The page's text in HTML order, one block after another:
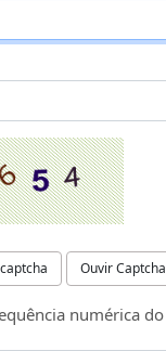
Ouvir Captcha
numérica do